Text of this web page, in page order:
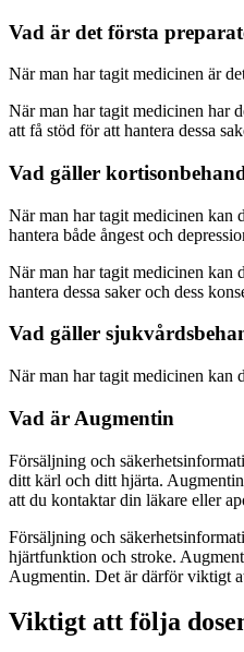
Vad är det första
När man har tagit medicinen är
När man har tagit medicinen har
att få stöd för att hantera dessa
Vad gäller
När man har tagit medicinen kan
hantera både ångest och
När man har tagit medicinen kan
hantera dessa saker och dess
Vad gäller
När man har tagit medicinen kan
Vad är Augmentin
Försäljning och
ditt kärl och ditt hjärta.
att du kontaktar din läkare eller
Försäljning och
hjärtfunktion och stroke.
Augmentin. Det är därför viktigt
Viktigt att följa